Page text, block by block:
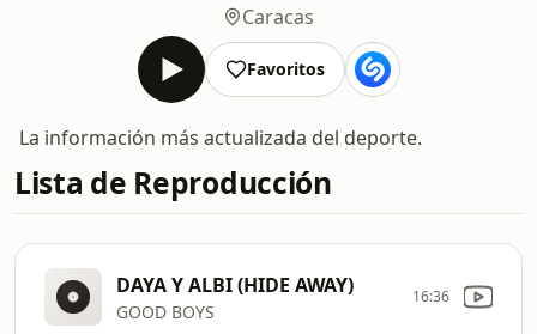
Caracas
Favoritos
La información más actualizada del deporte.
Lista de Reproducción
DAYA Y ALBI (HIDE AWAY)
GOOD BOYS
16:36